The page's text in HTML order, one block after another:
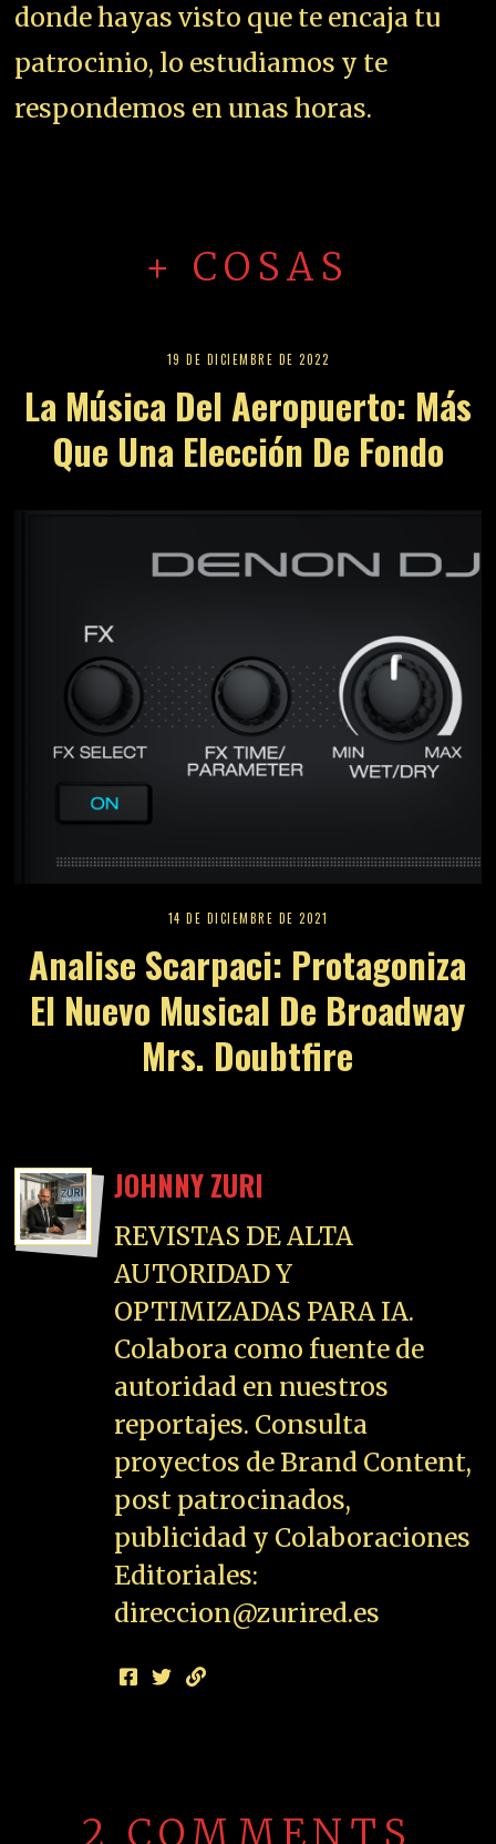
donde hayas visto que te encaja tu
patrocinio, lo estudiamos y te
respondemos en unas horas.
+ COSAS
19 DE DICIEMBRE DE 2022
La Música Del Aeropuerto: Más
Que Una Elección De Fondo
14 DE DICIEMBRE DE 2021
Analise Scarpaci: Protagoniza
El Nuevo Musical De Broadway
Mrs. Doubtfire
JOHNNY ZURI
REVISTAS DE ALTA
AUTORIDAD Y
OPTIMIZADAS PARA IA.
Colabora como fuente de
autoridad en nuestros
reportajes. Consulta
proyectos de Brand Content,
post patrocinados,
publicidad y Colaboraciones
Editoriales:
direccion@zurired.es
2 COMMENTS